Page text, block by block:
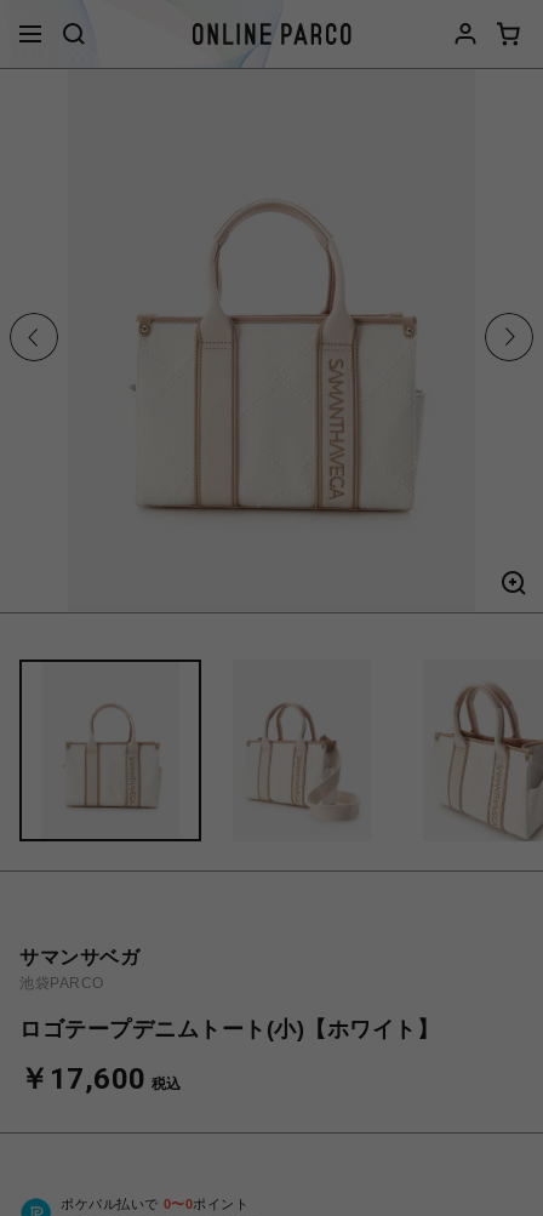
サマンサベガ
池袋PARCO
ロゴテープデニムトート(小)【ホワイト】
￥17,600 税込
ポケパル払いで 0〜0ポイント